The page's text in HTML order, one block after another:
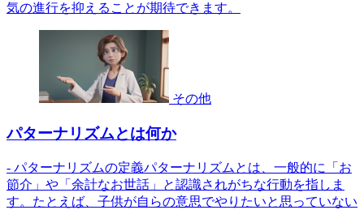
気の進行を抑えることが期待できます。
その他
パターナリズムとは何か
- パターナリズムの定義パターナリズムとは、一般的に「お
節介」や「余計なお世話」と認識されがちな行動を指しま
す。たとえば、子供が自らの意思でやりたいと思っていない